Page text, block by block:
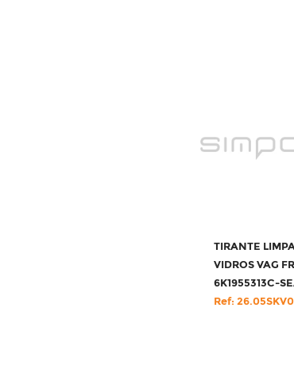
TIRANTE
VIDROS VAG
6K1955313C-
Ref: